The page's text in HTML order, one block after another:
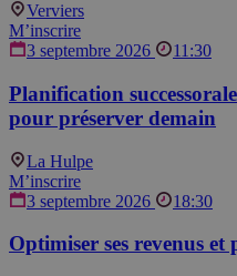
Verviers
M’inscrire
3 septembre 2026
11:30
Planification
pour préserver demain
La Hulpe
M’inscrire
3 septembre 2026
18:30
Optimiser ses revenus et